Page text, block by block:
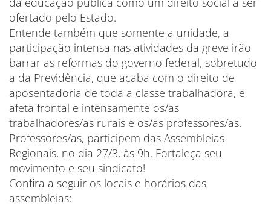
ofertado pelo Estado.
Entende também que somente a unidade, a
participação intensa nas atividades da greve irão
barrar as reformas do governo federal, sobretudo
a da Previdência, que acaba com o direito de
aposentadoria de toda a classe trabalhadora, e
afeta frontal e intensamente os/as
trabalhadores/as rurais e os/as professores/as.
Professores/as, participem das Assembleias
Regionais, no dia 27/3, às 9h. Fortaleça seu
movimento e seu sindicato!
Confira a seguir os locais e horários das
assembleias: